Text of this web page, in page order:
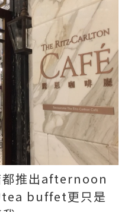
都推出afternoon
buffet更只是